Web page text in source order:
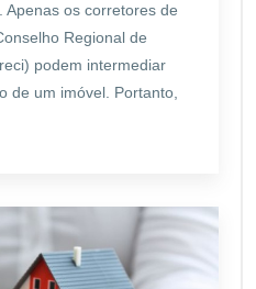
Apenas os corretores de
Regional de
podem intermediar
de um imóvel. Portanto,